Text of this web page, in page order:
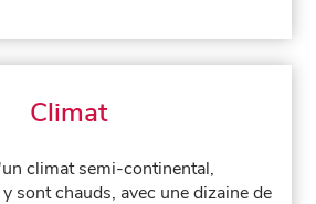
Climat
climat semi-continental,
sont chauds, avec une dizaine de